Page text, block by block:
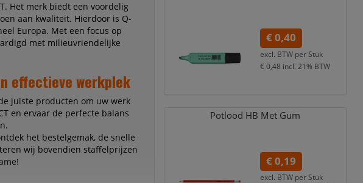
Het merk biedt een voordelig
aan kwaliteit. Hierdoor is Q-
Europa. Met een focus op
met milieuvriendelijke
effectieve werkplek
juiste producten om uw werk
en ervaar de perfecte balans
het bestelgemak, de snelle
wij bovendien staffelprijzen
€ 0,40
excl. BTW per Stuk
€ 0,48 incl. 21% BTW
Potlood HB Met Gum
€ 0,19
excl. BTW per Stuk